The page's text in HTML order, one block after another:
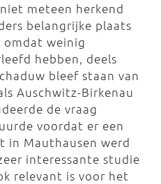
meteen herkend
belangrijke plaats
omdat weinig
hebben, deels
bleef staan van
Auschwitz-Birkenau
de vraag
voordat er een
in Mauthausen werd
interessante studie
relevant is voor het